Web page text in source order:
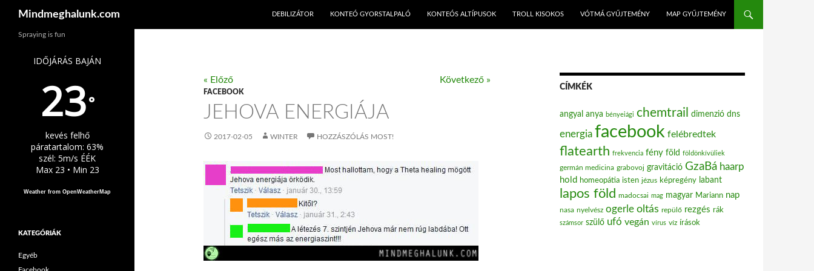
Mindmeghalunk.com
DEBILIZÁTOR
KONTEÓ GYORSTALPALÓ KONTEÓS ALTÍPUSOK TROLL KISOKOS VÓTMÁ GYŰJTEMÉNY MAP GYŰJTEMÉNY
« Előző Következő »
FACEBOOK
JEHOVA ENERGIÁJA
2017-02-05 WINTER HOZZÁSZÓLÁS MOST!
CÍMKÉK
angyal anya bényeiági chemtrail dimenzió dns
energia facebook felébredtek
flatearth frekvencia fény föld földönkívüliek
germán medicina grabovoj gravitáció GzaBá haarp
hold homeopátia isten jézus képregény labant
lapos föld madocsai mag magyar Mariann nap
nasa nyelvész ogerle oltás repülő rezgés rák
számsor szülő ufó vegán vírus víz írások
Spraying is fun
IDŐJÁRÁS BAJÁN
23°
kevés felhő
páratartalom: 63%
szél: 5m/s ÉÉK
Max 23 • Min 23
Weather from OpenWeatherMap
KATEGÓRIÁK
Egyéb